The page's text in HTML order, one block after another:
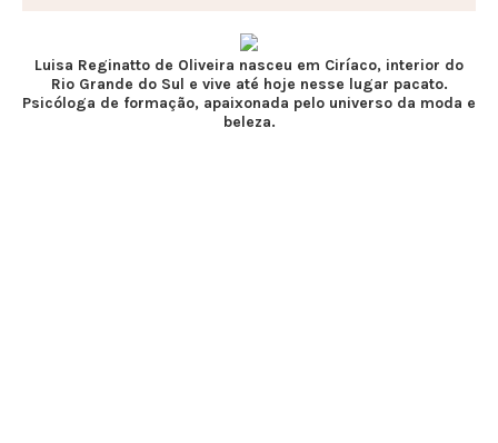
Luisa Reginatto de Oliveira nasceu em Ciríaco, interior do
Rio Grande do Sul e vive até hoje nesse lugar pacato.
Psicóloga de formação, apaixonada pelo universo da moda e
beleza.